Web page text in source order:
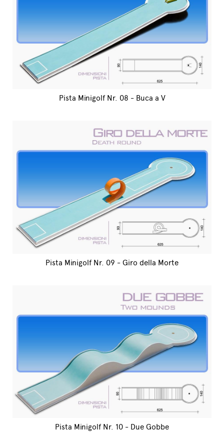
Pista Minigolf Nr. 08 - Buca a V
Pista Minigolf Nr. 09 - Giro della Morte
Pista Minigolf Nr. 10 - Due Gobbe